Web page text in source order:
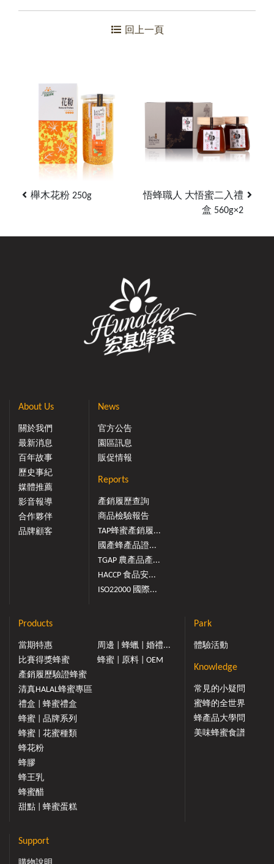
回上一頁
櫸木花粉 250g
悟蜂職人 大悟蜜二入禮
盒 560g×2
About Us
關於我們
最新消息
百年故事
歷史事紀
媒體推薦
影音報導
合作夥伴
品牌顧客
News
官方公告
園區訊息
販促情報
Reports
產銷履歷查詢
商品檢驗報告
TAP蜂蜜產銷履...
國產蜂產品證...
TGAP 農產品產...
HACCP 食品安...
ISO22000 國際...
Products
當期特惠
比賽得獎蜂蜜
產銷履歷驗證蜂蜜
清真HALAL蜂蜜專區
禮盒 | 蜂蜜禮盒
蜂蜜 | 品牌系列
蜂蜜 | 花蜜種類
蜂花粉
蜂膠
蜂王乳
蜂蜜醋
甜點 | 蜂蜜蛋糕
周邊 | 蜂蠟 | 婚禮...
蜂蜜 | 原料 | OEM
Park
體驗活動
Knowledge
常見的小疑問
蜜蜂的全世界
蜂產品大學問
美味蜂蜜食譜
Support